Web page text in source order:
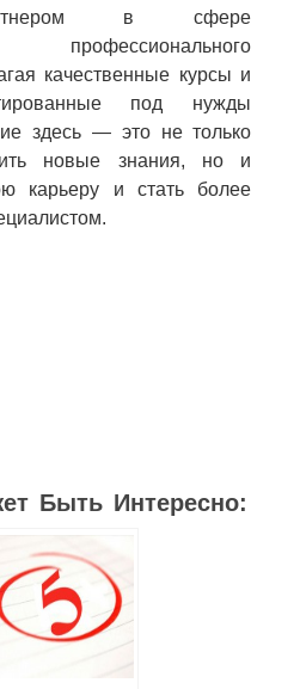
в сфере
профессионального
качественные курсы и
под нужды
здесь — это не только
новые знания, но и
карьеру и стать более
Быть Интересно: